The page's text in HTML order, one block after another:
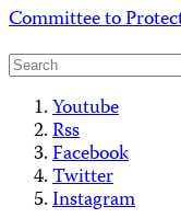
Skip
content
Committee to
Youtube
Rss
Facebook
Twitter
Instagram